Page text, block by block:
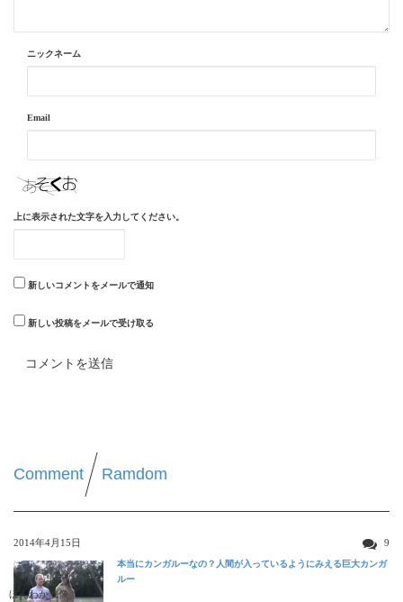
ニックネーム
Email
上に表示された文字を入力してください。
新しいコメントをメールで通知
新しい投稿をメールで受け取る
Comment Ramdom
2014年4月15日 9
ほんわか映像
本当にカンガルーなの？人間が入っているようにみえる巨大カンガ
ルー